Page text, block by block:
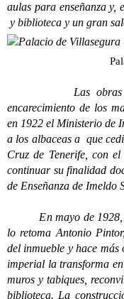
aulas para enseñanza y,
y biblioteca y un gran
Las obras
encarecimiento de los
en 1922 el Ministerio de
a los albaceas a que
Cruz de Tenerife, con
continuar su finalidad
de Enseñanza de Imeldo
En mayo de 1928, al
lo retoma Antonio
del inmueble y hace más
imperial la transforma
muros y tabiques,
biblioteca. La